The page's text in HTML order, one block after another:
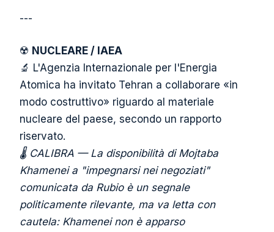
---
☢️ NUCLEARE / IAEA
🔬 L'Agenzia Internazionale per l'Energia
Atomica ha invitato Tehran a collaborare «in
modo costruttivo» riguardo al materiale
nucleare del paese, secondo un rapporto
riservato.
🌡️ CALIBRA — La disponibilità di Mojtaba
Khamenei a "impegnarsi nei negoziati"
comunicata da Rubio è un segnale
politicamente rilevante, ma va letta con
cautela: Khamenei non è apparso